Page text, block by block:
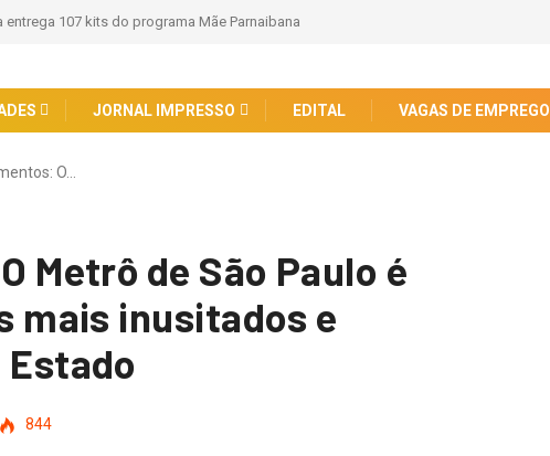
entrega 107 kits do programa Mãe Parnaibana
JORNAL IMPRESSO EDITAL VAGAS DE EMPREGO
O…
Metrô de São Paulo é
mais inusitados e
844